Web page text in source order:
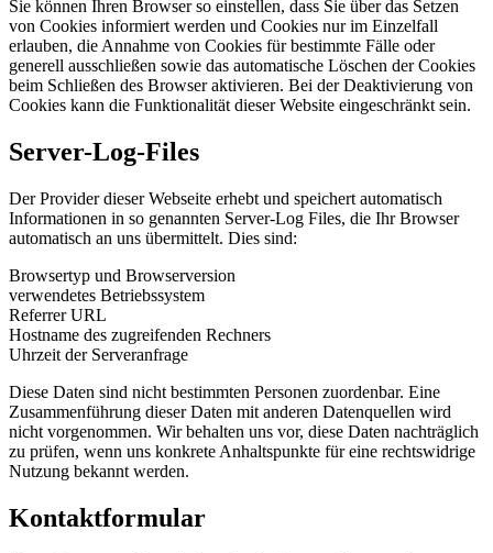
Sie können Ihren Browser so einstellen, dass Sie über das Setzen
von Cookies informiert werden und Cookies nur im Einzelfall
erlauben, die Annahme von Cookies für bestimmte Fälle oder
generell ausschließen sowie das automatische Löschen der Cookies
beim Schließen des Browser aktivieren. Bei der Deaktivierung von
Cookies kann die Funktionalität dieser Website eingeschränkt sein.
Server-Log-Files
Der Provider dieser Webseite erhebt und speichert automatisch
Informationen in so genannten Server-Log Files, die Ihr Browser
automatisch an uns übermittelt. Dies sind:
Browsertyp und Browserversion
verwendetes Betriebssystem
Referrer URL
Hostname des zugreifenden Rechners
Uhrzeit der Serveranfrage
Diese Daten sind nicht bestimmten Personen zuordenbar. Eine
Zusammenführung dieser Daten mit anderen Datenquellen wird
nicht vorgenommen. Wir behalten uns vor, diese Daten nachträglich
zu prüfen, wenn uns konkrete Anhaltspunkte für eine rechtswidrige
Nutzung bekannt werden.
Kontaktformular